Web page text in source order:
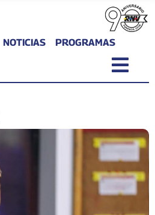
NOTICIAS PROGRAMAS